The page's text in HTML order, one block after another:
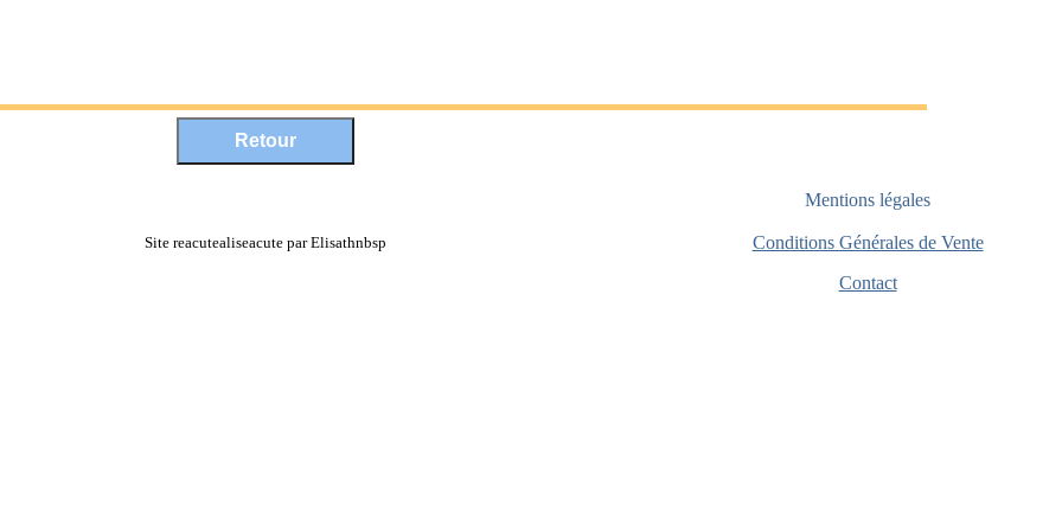
Site reacutealiseacute par Elisathnbsp
Mentions légales
Conditions Générales de Vente
Contact